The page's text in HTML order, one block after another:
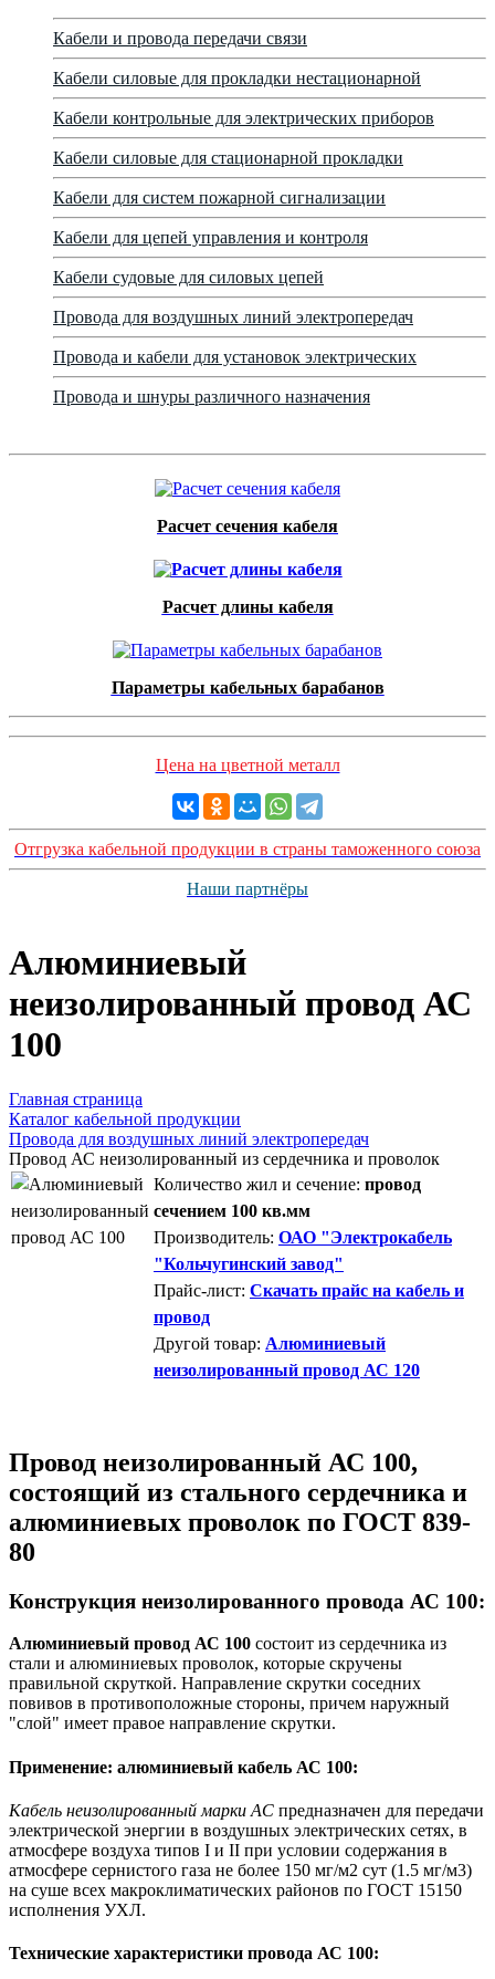
Кабели и провода передачи связи
Кабели силовые для прокладки нестационарной
Кабели контрольные для электрических приборов
Кабели силовые для стационарной прокладки
Кабели для систем пожарной сигнализации
Кабели для цепей управления и контроля
Кабели судовые для силовых цепей
Провода для воздушных линий электропередач
Провода и кабели для установок электрических
Провода и шнуры различного назначения
Расчет сечения кабеля
Расчет длины кабеля
Параметры кабельных барабанов
Цена на цветной металл
Отгрузка кабельной продукции в страны таможенного союза
Наши партнёры
Алюминиевый
неизолированный провод АС
100
Главная страница
Каталог кабельной продукции
Провода для воздушных линий электропередач
Провод АС неизолированный из сердечника и проволок
Количество жил и сечение: провод
сечением 100 кв.мм
Производитель: ОАО "Электрокабель
"Кольчугинский завод"
Прайс-лист: Скачать прайс на кабель и
провод
Другой товар: Алюминиевый
неизолированный провод АС 120
Провод неизолированный АС 100,
состоящий из стального сердечника и
алюминиевых проволок по ГОСТ 839-
80
Конструкция неизолированного провода АС 100:
Алюминиевый провод АС 100 состоит из сердечника из
стали и алюминиевых проволок, которые скручены
правильной скруткой. Направление скрутки соседних
повивов в противоположные стороны, причем наружный
"слой" имеет правое направление скрутки.
Применение: алюминиевый кабель АС 100:
Кабель неизолированный марки АС предназначен для передачи
электрической энергии в воздушных электрических сетях, в
атмосфере воздуха типов I и II при условии содержания в
атмосфере сернистого газа не более 150 мг/м2 сут (1.5 мг/м3)
на суше всех макроклиматических районов по ГОСТ 15150
исполнения УХЛ.
Технические характеристики провода АС 100: